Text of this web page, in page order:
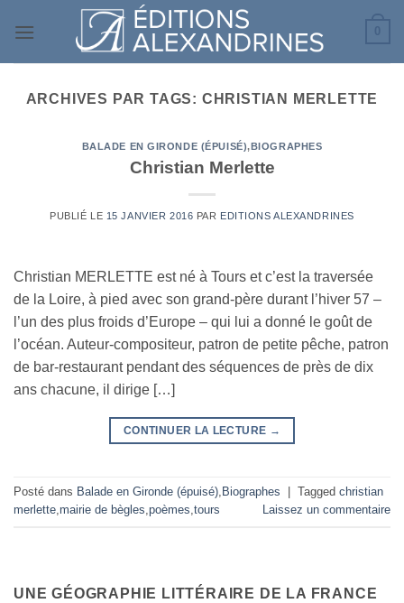
ARCHIVES PAR TAGS: CHRISTIAN MERLETTE
BALADE EN GIRONDE (ÉPUISÉ),BIOGRAPHES
Christian Merlette
PUBLIÉ LE 15 JANVIER 2016 PAR EDITIONS ALEXANDRINES
Christian MERLETTE est né à Tours et c’est la traversée
de la Loire, à pied avec son grand-père durant l’hiver 57 –
l’un des plus froids d’Europe – qui lui a donné le goût de
l’océan. Auteur-compositeur, patron de petite pêche, patron
de bar-restaurant pendant des séquences de près de dix
ans chacune, il dirige […]
CONTINUER LA LECTURE →
Posté dans Balade en Gironde (épuisé) Biographes Tagged christian
merlette mairie de bègles poèmes tours Laissez un commentaire
UNE GÉOGRAPHIE LITTÉRAIRE DE LA FRANCE